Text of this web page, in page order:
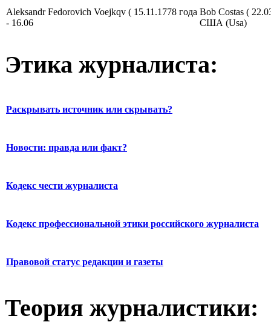
Aleksandr Fedorovich Voejkqv ( 15.11.1778 года
- 16.06
Bob Costas (
США (Usa)
Этика журналиста:
Раскрывать источник или скрывать?
Новости: правда или факт?
Кодекс чести журналиста
Кодекс профессиональной этики российского журналиста
Правовой статус редакции и газеты
Теория журналистики: